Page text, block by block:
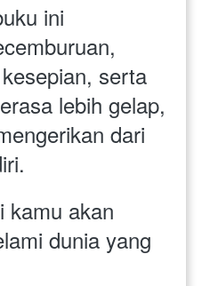
ini
serta
lebih gelap,
dari
kamu akan
dunia yang